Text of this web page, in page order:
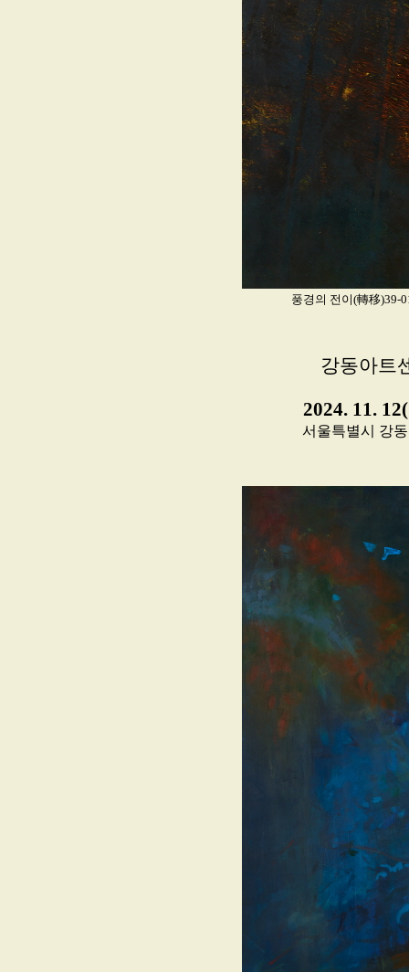
풍경의 전이(轉移)39-
강동아트
2024. 11.
서울특별시 강동